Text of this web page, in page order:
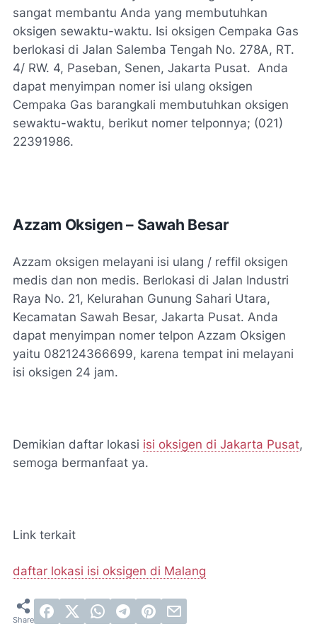
sangat membantu Anda yang membutuhkan
oksigen sewaktu-waktu. Isi oksigen Cempaka Gas
berlokasi di Jalan Salemba Tengah No. 278A, RT.
4/ RW. 4, Paseban, Senen, Jakarta Pusat. Anda
dapat menyimpan nomer isi ulang oksigen
Cempaka Gas barangkali membutuhkan oksigen
sewaktu-waktu, berikut nomer telponnya; (021)
22391986.
Azzam Oksigen – Sawah Besar
Azzam oksigen melayani isi ulang / reffil oksigen
medis dan non medis. Berlokasi di Jalan Industri
Raya No. 21, Kelurahan Gunung Sahari Utara,
Kecamatan Sawah Besar, Jakarta Pusat. Anda
dapat menyimpan nomer telpon Azzam Oksigen
yaitu 082124366699, karena tempat ini melayani
isi oksigen 24 jam.
Demikian daftar lokasi isi oksigen di Jakarta Pusat,
semoga bermanfaat ya.
Link terkait
daftar lokasi isi oksigen di Malang